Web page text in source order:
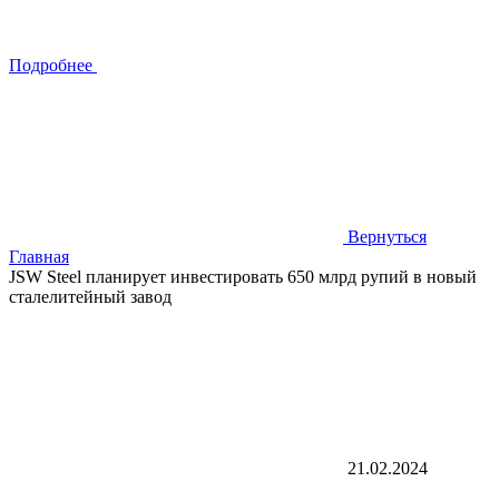
Подробнее
Вернуться
Главная
JSW Steel планирует инвестировать 650 млрд рупий в новый
сталелитейный завод
21.02.2024